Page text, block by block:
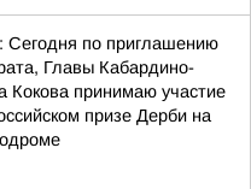
Сегодня по приглашению
Главы Кабардино-
Кокова принимаю участие
призе Дерби на